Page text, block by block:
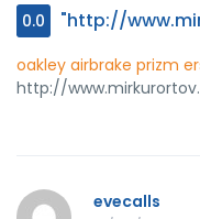
0.0 "http://
oakley airbrake prizm
http://
evecalls